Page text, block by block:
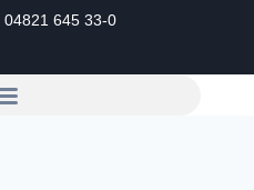
04821 645 33-0